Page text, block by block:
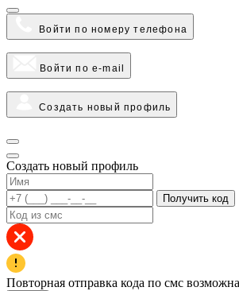
Войти по номеру телефона
Войти по e-mail
Создать новый профиль
Создать новый профиль
Получить код
Повторная отправка кода по смс